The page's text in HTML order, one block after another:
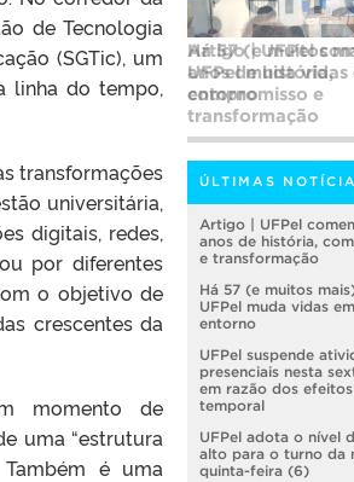
de Tecnologia
(SGTic), um
linha do tempo,
transformações
universitária,
digitais, redes,
por diferentes
o objetivo de
crescentes da
momento de
uma “estrutura
é uma
Há 57 (e muitos
UFPel muda vidas
entorno
ÚLTIMAS
Artigo | UFPel
anos de história,
e transformação
Há 57 (e muitos
UFPel muda vidas
entorno
UFPel suspende
presenciais nesta
em razão dos
temporal
UFPel adota o nível
alto para o turno da
quinta-feira (6)